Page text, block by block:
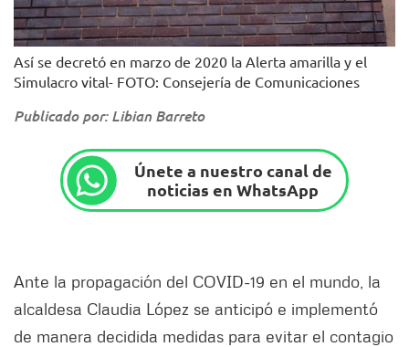
Así se decretó en marzo de 2020 la Alerta amarilla y el
Simulacro vital- FOTO: Consejería de Comunicaciones
Publicado por: Libian Barreto
Únete a nuestro canal de
noticias en WhatsApp
Ante la propagación del COVID-19 en el mundo, la
alcaldesa Claudia López se anticipó e implementó
de manera decidida medidas para evitar el contagio